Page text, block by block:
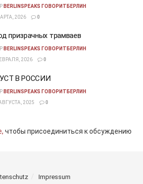
BERLINSPEAKS ГОВОРИТБЕРЛИН
2026
0
призрачных трамваев
BERLINSPEAKS ГОВОРИТБЕРЛИН
2026
0
В РОССИИ
BERLINSPEAKS ГОВОРИТБЕРЛИН
2025
0
чтобы присоединиться к обсуждению
Impressum